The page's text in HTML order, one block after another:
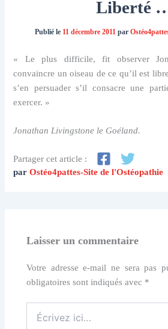
Liberté
Publié le 11 décembre 2011par
« Le plus difficile, fit observer
convaincre un oiseau de ce qu’il est
s’en persuader s’il consacre une
exercer. »
Jonathan Livingstone le Goéland.
Partager cet article :
parOstéo4pattes-Site de l'Ostéopathie
Laisser un commentaire
Votre adresse e-mail ne sera pas
obligatoires sont indiqués avec *
ici…